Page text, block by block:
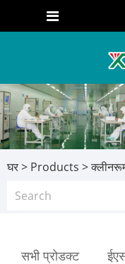
घर> Products >
सभी प्रोडक्ट